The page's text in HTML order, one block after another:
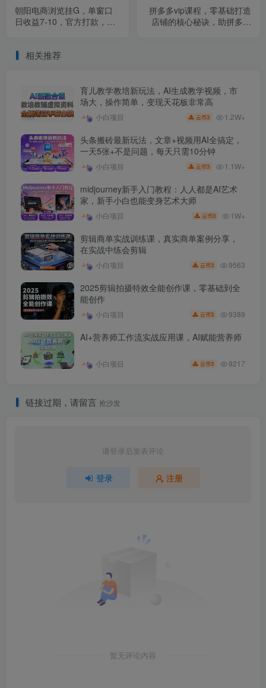
朝阳电商浏览挂G，单窗口
日收益7-10，官方打款，单
拼多多vip课程，零基础打造
店铺的核心秘诀，助拼多多
相关推荐
育儿教学教培新玩法，AI生成教学视频，市
场大，操作简单，变现天花板非常高
小白项目 云币3 1.2W+
头条搬砖最新玩法，文章+视频用AI全搞定，
一天5张+不是问题，每天只需10分钟
小白项目 云币3 1.1W+
midjourney新手入门教程：人人都是AI艺术
家，新手小白也能变身艺术大师
小白项目 云币3 1W+
剪辑商单实战训练课，真实商单案例分享，
在实战中练会剪辑
小白项目 云币3 9563
2025剪辑拍摄特效全能创作课，零基础到全
能创作
小白项目 云币3 9389
AI+营养师工作流实战应用课，AI赋能营养师
小白项目 云币3 9217
链接过期，请留言 抢沙发
请登录后发表评论
登录 注册
暂无评论内容